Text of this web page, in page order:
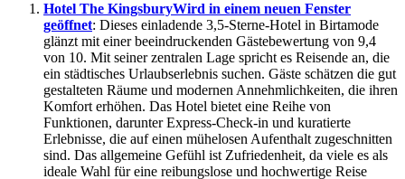
Hotel The KingsburyWird in einem neuen Fenster
geöffnet: Dieses einladende 3,5-Sterne-Hotel in Birtamode
glänzt mit einer beeindruckenden Gästebewertung von 9,4
von 10. Mit seiner zentralen Lage spricht es Reisende an, die
ein städtisches Urlaubserlebnis suchen. Gäste schätzen die gut
gestalteten Räume und modernen Annehmlichkeiten, die ihren
Komfort erhöhen. Das Hotel bietet eine Reihe von
Funktionen, darunter Express-Check-in und kuratierte
Erlebnisse, die auf einen mühelosen Aufenthalt zugeschnitten
sind. Das allgemeine Gefühl ist Zufriedenheit, da viele es als
ideale Wahl für eine reibungslose und hochwertige Reise